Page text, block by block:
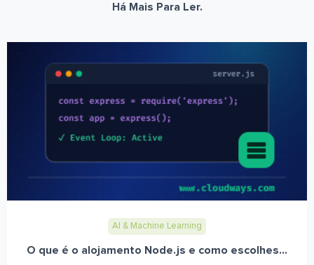
Há Mais Para Ler.
AI & Machine Learning
O que é o alojamento Node.js e como escolhes...